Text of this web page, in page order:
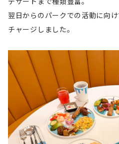
翌日からのパークでの活動に向
チャージしました。